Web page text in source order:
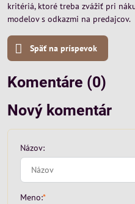
kritériá, ktoré treba zvážiť pri
modelov s odkazmi na predajcov.
Späť na príspevok
Komentáre (0)
Nový komentár
Názov:
Meno:*